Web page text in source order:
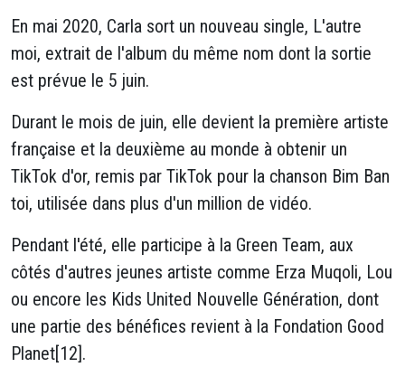
En mai 2020, Carla sort un nouveau single, L'autre
moi, extrait de l'album du même nom dont la sortie
est prévue le 5 juin.
Durant le mois de juin, elle devient la première artiste
française et la deuxième au monde à obtenir un
TikTok d'or, remis par TikTok pour la chanson Bim Ban
toi, utilisée dans plus d'un million de vidéo.
Pendant l'été, elle participe à la Green Team, aux
côtés d'autres jeunes artiste comme Erza Muqoli, Lou
ou encore les Kids United Nouvelle Génération, dont
une partie des bénéfices revient à la Fondation Good
Planet[12].